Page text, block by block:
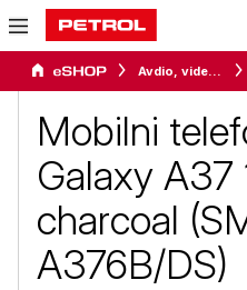
Avdio, video in telefonija
Mobilni
Galaxy A37
charcoal
A376B/DS)